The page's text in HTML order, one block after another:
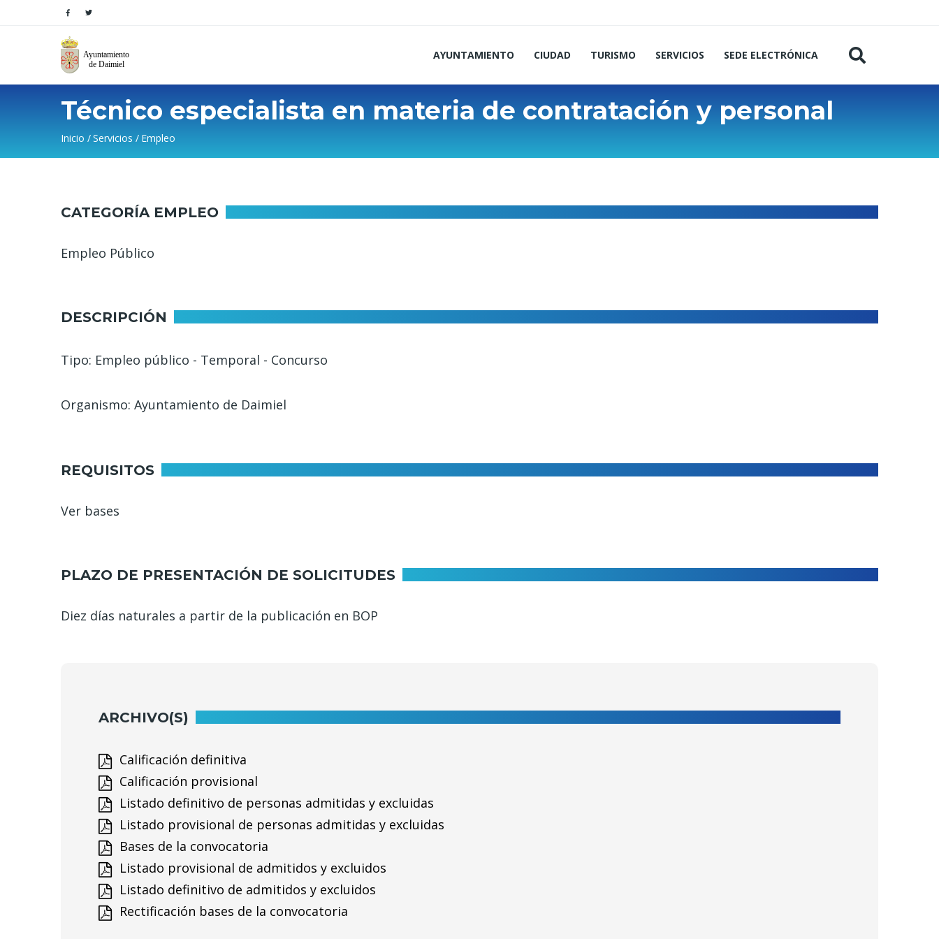
AYUNTAMIENTO CIUDAD TURISMO SERVICIOS SEDE ELECTRÓNICA
Técnico especialista en materia de contratación y personal
Sobrescribir
ayuda
a
navegación
Inicio Servicios Empleo
CATEGORÍA EMPLEO
Empleo Público
DESCRIPCIÓN
Tipo: Empleo público - Temporal - Concurso
Organismo: Ayuntamiento de Daimiel
REQUISITOS
Ver bases
PLAZO DE PRESENTACIÓN DE SOLICITUDES
Diez días naturales a partir de la publicación en BOP
ARCHIVO(S)
Calificación definitiva
Calificación provisional
Listado definitivo de personas admitidas y excluidas
Listado provisional de personas admitidas y excluidas
Bases de la convocatoria
Listado provisional de admitidos y excluidos
Listado definitivo de admitidos y excluidos
Rectificación bases de la convocatoria